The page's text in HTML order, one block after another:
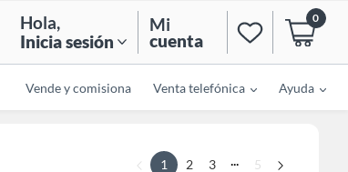
Hola,
Inicia sesión
Mi
cuenta
0
Vende y comisiona Venta telefónica Ayuda
1 2 3 ... 5